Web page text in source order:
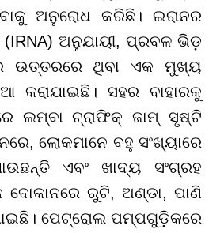
ଅନୁରୋଧ କରିଛି। ଇରାନର
(IRNA) ଅନୁଯାୟୀ, ପ୍ରବଳ ଭିଡ଼
ଉତ୍ତରରେ ଥିବା ଏକ ମୁଖ୍ୟ
କରାଯାଇଛି। ସହର ବାହାରକୁ
ଲମ୍ବା ଟ୍ରାଫିକ୍ ଜାମ୍ ସୃଷ୍ଟି
ଲୋକମାନେ ବହୁ ସଂଖ୍ୟାରେ
ଏବଂ ଖାଦ୍ୟ ସଂଗ୍ରହ
ଦୋକାନରେ ରୁଟି, ଅଣ୍ଡା, ପାଣି
ପେଟ୍ରୋଲ ପମ୍ପଗୁଡ଼ିକରେ